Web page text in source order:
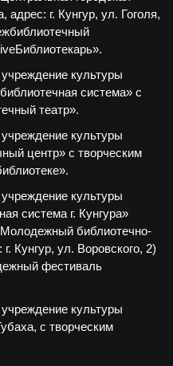
г. Кунгур, ул. Гоголя,
культуры
система» с
театр».
культуры
центр» с творческим
культуры
система г. Кунгура»
Молодежный библиотечно-
Кунгур, ул. Воровского, 2)
фестиваль
культуры
с творческим